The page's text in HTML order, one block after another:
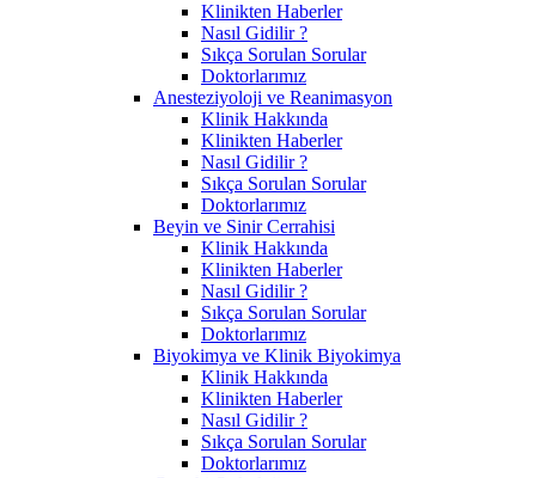
Klinikten Haberler
Nasıl Gidilir ?
Sıkça Sorulan Sorular
Doktorlarımız
Anesteziyoloji ve Reanimasyon
Klinik Hakkında
Klinikten Haberler
Nasıl Gidilir ?
Sıkça Sorulan Sorular
Doktorlarımız
Beyin ve Sinir Cerrahisi
Klinik Hakkında
Klinikten Haberler
Nasıl Gidilir ?
Sıkça Sorulan Sorular
Doktorlarımız
Biyokimya ve Klinik Biyokimya
Klinik Hakkında
Klinikten Haberler
Nasıl Gidilir ?
Sıkça Sorulan Sorular
Doktorlarımız